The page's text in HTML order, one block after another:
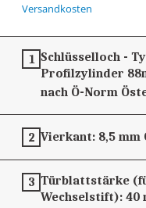
Versandkosten
1 Schlüsselloch -
Profilzylinder
nach Ö-Norm
2 Vierkant: 8,5 mm
3 Türblattstärke
Wechselstift):40